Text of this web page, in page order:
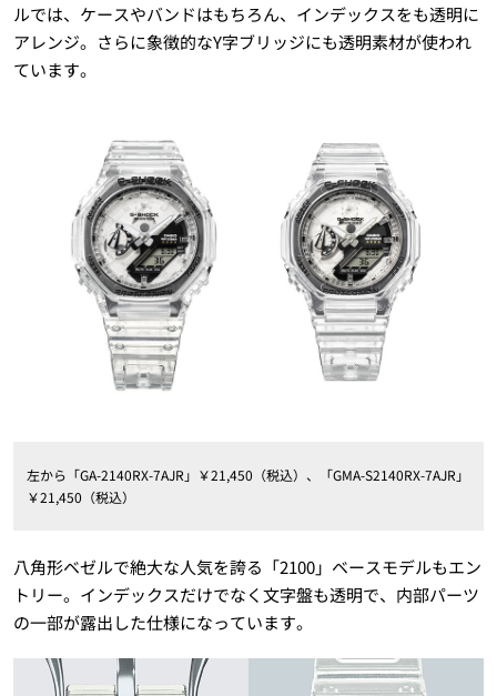
ルでは、ケースやバンドはもちろん、インデックスをも透明に
アレンジ。さらに象徴的なY字ブリッジにも透明素材が使われ
ています。
左から「GA-2140RX-7AJR」￥21,450（税込）、「GMA-S2140RX-7AJR」
￥21,450（税込）
八角形ベゼルで絶大な人気を誇る「2100」ベースモデルもエン
トリー。インデックスだけでなく文字盤も透明で、内部パーツ
の一部が露出した仕様になっています。